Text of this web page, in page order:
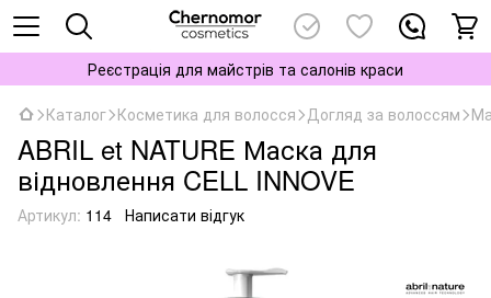
Реєстрація для майстрів та салонів краси
Каталог Косметика для волосся Догляд за волоссям
ABRIL et NATURE Маска для
відновлення CELL INNOVE
Артикул: 114 Написати відгук